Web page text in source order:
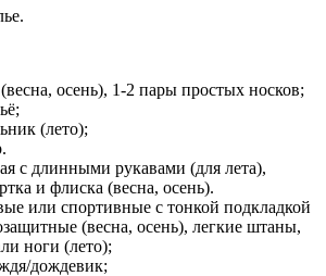
осень), 1-2 пары простых носков;
(лето);
с длинными рукавами (для лета),
и флиска (весна, осень).
или спортивные с тонкой подкладкой
(весна, осень), легкие штаны,
ноги (лето);
дождевик;